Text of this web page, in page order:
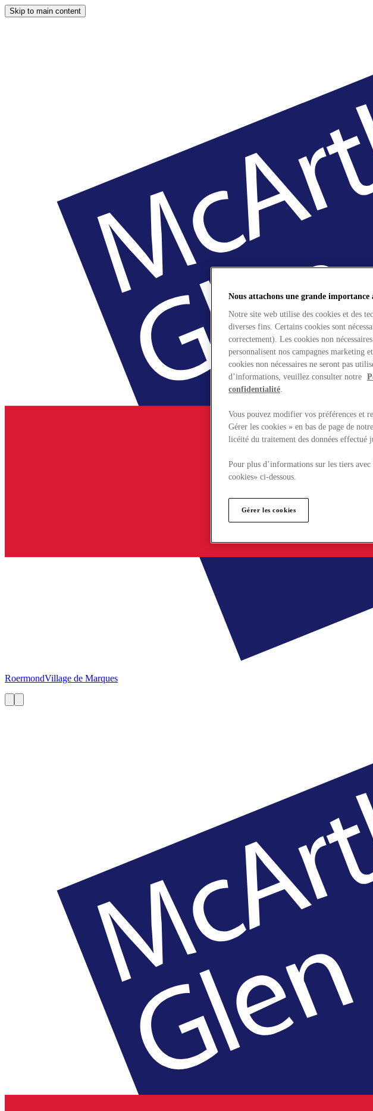
Skip to main content
RoermondVillage de Marques
Nous attachons une grande importance
Notre site web utilise des cookies et des
diverses fins. Certains cookies sont
correctement). Les cookies non
personnalisent nos campagnes marketing
cookies non nécessaires ne seront pas
d’informations, veuillez consulter notre
confidentialité.
Vous pouvez modifier vos préférences et
Gérer les cookies » en bas de page de
licéité du traitement des données effectué
Pour plus d’informations sur les tiers avec
cookies» ci-dessous.
Gérer les cookies